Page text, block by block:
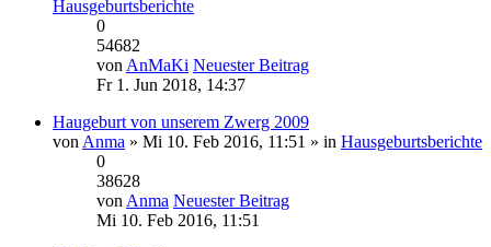
Hausgeburtsberichte
0
54682
von AnMaKi Neuester Beitrag
Fr 1. Jun 2018, 14:37
Haugeburt von unserem Zwerg 2009
von Anma » Mi 10. Feb 2016, 11:51 » in Hausgeburtsberichte
0
38628
von Anma Neuester Beitrag
Mi 10. Feb 2016, 11:51